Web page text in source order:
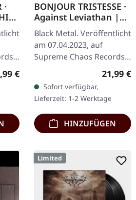
Preis:
€
BONJOUR TRISTESSE ·
Against Leviathan |
ECO RECYCLED VINYL
LP
Black Metal. Veröffentlicht
am 07.04.2023, auf
Supreme Chaos Records.
Recycletes Eco-Vinyl mit
Insert, Download-Code,
limitiert auf 200…
21,99 €
Sofort verfügbar,
Lieferzeit: 1-2 Werktage
HINZUFÜGEN
Limited